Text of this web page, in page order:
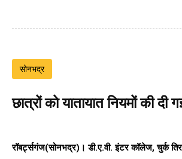
सोनभद्र
छात्रों को यातायात नियमों की दी
रॉबर्ट्सगंज(सोनभद्र)। डी.ए.वी. इंटर कॉलेज, चुर्क